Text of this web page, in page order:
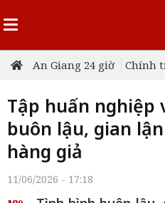
An Giang 24 giờ Chính
Tập huấn nghiệp
buôn lậu, gian
hàng giả
11/06/2026 - 17:18